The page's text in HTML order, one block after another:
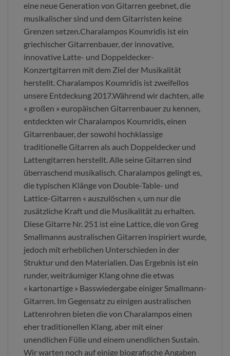
eine neue Generation von Gitarren geebnet, die
musikalischer sind und dem Gitarristen keine
Grenzen setzen.Charalampos Koumridis ist ein
griechischer Gitarrenbauer, der innovative,
innovative Latte- und Doppeldecker-
Konzertgitarren mit dem Ziel der Musikalität
herstellt. Charalampos Koumridis ist zweifellos
unsere Entdeckung 2017.Während wir dachten, alle
« großen » europäischen Gitarrenbauer zu kennen,
entdeckten wir Charalampos Koumridis, einen
Gitarrenbauer, der sowohl hochklassige
traditionelle Gitarren als auch Doppeldecker und
Lattengitarren herstellt. Alle seine Gitarren sind
überraschend musikalisch. Charalampos gelingt es,
die typischen Klänge von Double-Table- und
Lattice-Gitarren « auszulöschen », um nur die
zusätzliche Kraft und die Musikalität zu erhalten.
Diese Gitarre Nr. 251 ist eine Lattice, die von Greg
Smallmanns australischen Gitarren inspiriert wurde,
jedoch mit erheblichen Unterschieden in der
Struktur und den Materialien. Das Ergebnis ist ein
runder, weiträumiger Klang ohne die etwas
« kartonartige » Basswiedergabe einiger Smallmann-
Gitarren. Im Gegensatz zu einigen australischen
Lattenrohren bieten die von Charalampos einen
eher traditionellen Klang, aber mit einer
unendlichen Fülle und einem unendlichen Sustain.
Wir warten noch auf einige biografische Angaben